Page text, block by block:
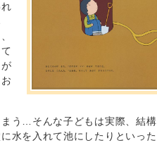
う…そんな子どもは実際、結構
水を入れて池にしたりといった